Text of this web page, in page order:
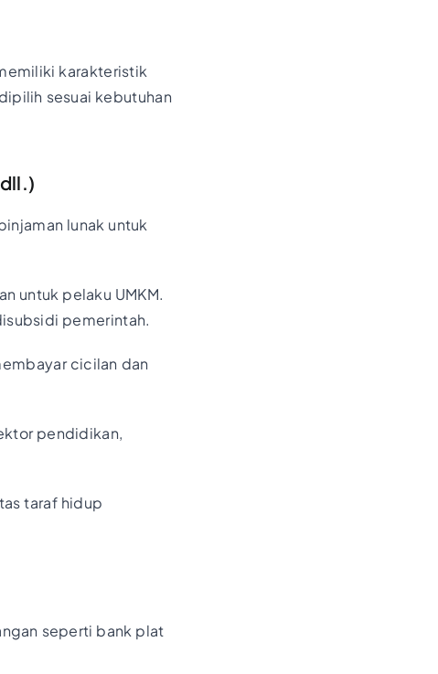
karakteristik
sesuai kebutuhan
lunak untuk
untuk pelaku UMKM.
pemerintah.
cicilan dan
pendidikan,
taraf hidup
seperti bank plat